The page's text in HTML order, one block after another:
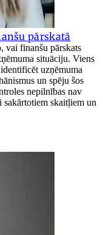
pārskatā
vai finanšu pārskats
situāciju. Viens
uzņēmuma
un spēju šos
nepilnības nav
sakārtotiem skaitļiem un